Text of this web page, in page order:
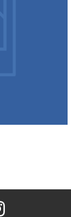
Instagram